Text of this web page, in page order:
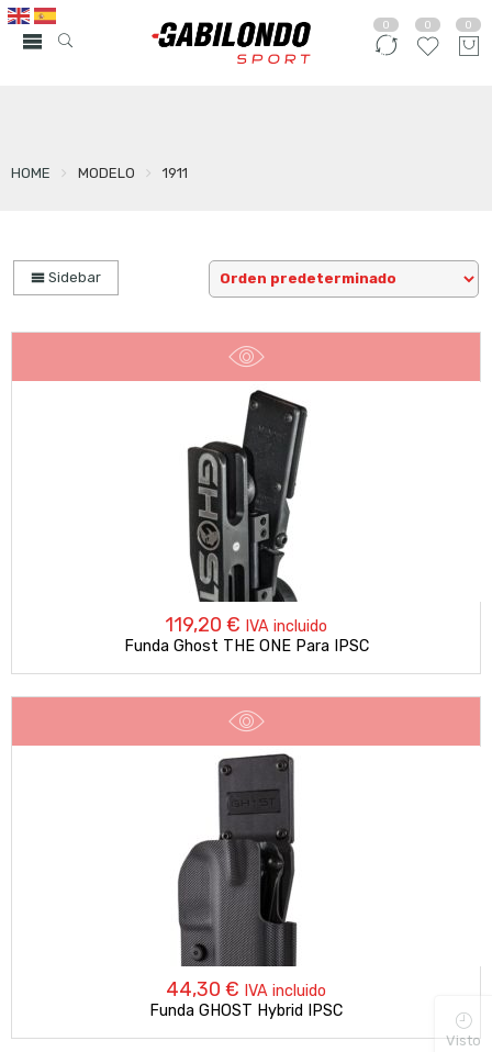
0 0 0
HOME MODELO 1911
Sidebar
119,20 € IVA incluido
Funda Ghost THE ONE Para IPSC
44,30 € IVA incluido
Funda GHOST Hybrid IPSC
Visto